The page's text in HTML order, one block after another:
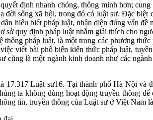
định nhanh chóng, thông minh hơn;
đời sống xã hội, trong đó có luật sư. Đặc
hiểu biết pháp luật, nhận diện đúng vấn
quy định pháp luật nhằm giải thích cho
pháp luật, là một trong các phương
viết bài phổ biến kiến thức pháp luật,
là một ngành kinh doanh như các
Luật sư16. Tại thành phố Hà Nội
ta không dùng hoạt động truyền thông
tin, truyền thông của Luật sư ở Việt Nam